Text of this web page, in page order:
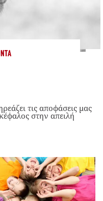
τις αποφάσεις μας
στην απειλή